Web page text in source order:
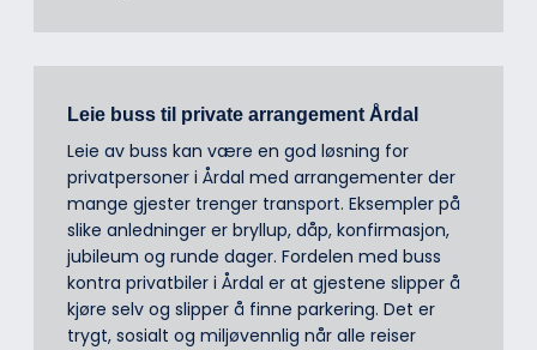
Leie buss til private arrangement Årdal
Leie av buss kan være en god løsning for
privatpersoner i Årdal med arrangementer der
mange gjester trenger transport. Eksempler på
slike anledninger er bryllup, dåp, konfirmasjon,
jubileum og runde dager. Fordelen med buss
kontra privatbiler i Årdal er at gjestene slipper å
kjøre selv og slipper å finne parkering. Det er
trygt, sosialt og miljøvennlig når alle reiser